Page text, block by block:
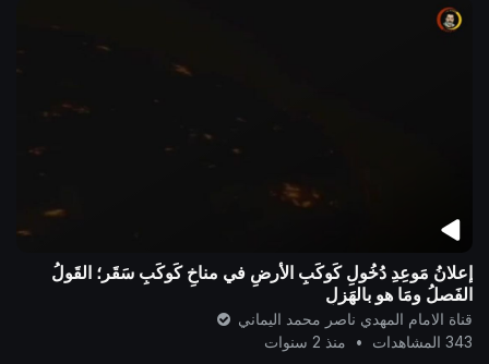
إعلانُ مَوعِدِ دُخُولِ كَوكَبِ الأرضِ في مناخِ كَوكَبِ سَقَر؛ القَولُ
الفَصلُ ومَا هو بالهَزلِ
قناة الامام المهدي ناصر محمد اليماني
343 المشاهدات
• منذ 2 سنوات